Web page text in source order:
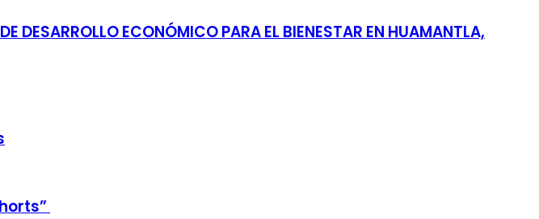
DESARROLLO ECONÓMICO PARA EL BIENESTAR EN HUAMANTLA,